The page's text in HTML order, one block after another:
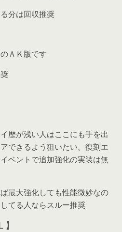
分は回収推奨
ＡＫ版です
歴が浅い人はここにも手を出
できるよう狙いたい。復刻エ
ベントで追加強化の実装は無
最大強化しても性能微妙なの
てる人ならスルー推奨